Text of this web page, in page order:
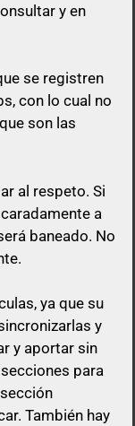
y en
se registren
con lo cual no
son las
al respeto. Si
a
baneado. No
, ya que su
y
y aportar sin
para
También hay